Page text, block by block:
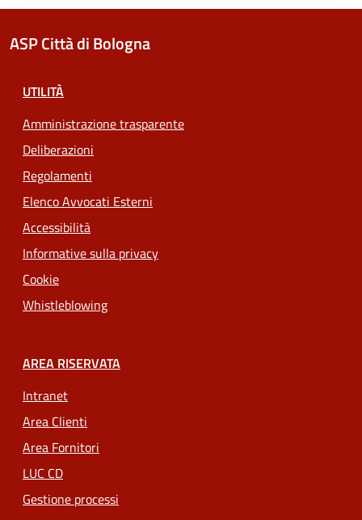
ASP Città di Bologna
UTILITÀ
Amministrazione trasparente
Deliberazioni
Regolamenti
Elenco Avvocati Esterni
Accessibilità
Informative sulla privacy
Cookie
Whistleblowing
AREA RISERVATA
Intranet
Area Clienti
Area Fornitori
LUC CD
Gestione processi